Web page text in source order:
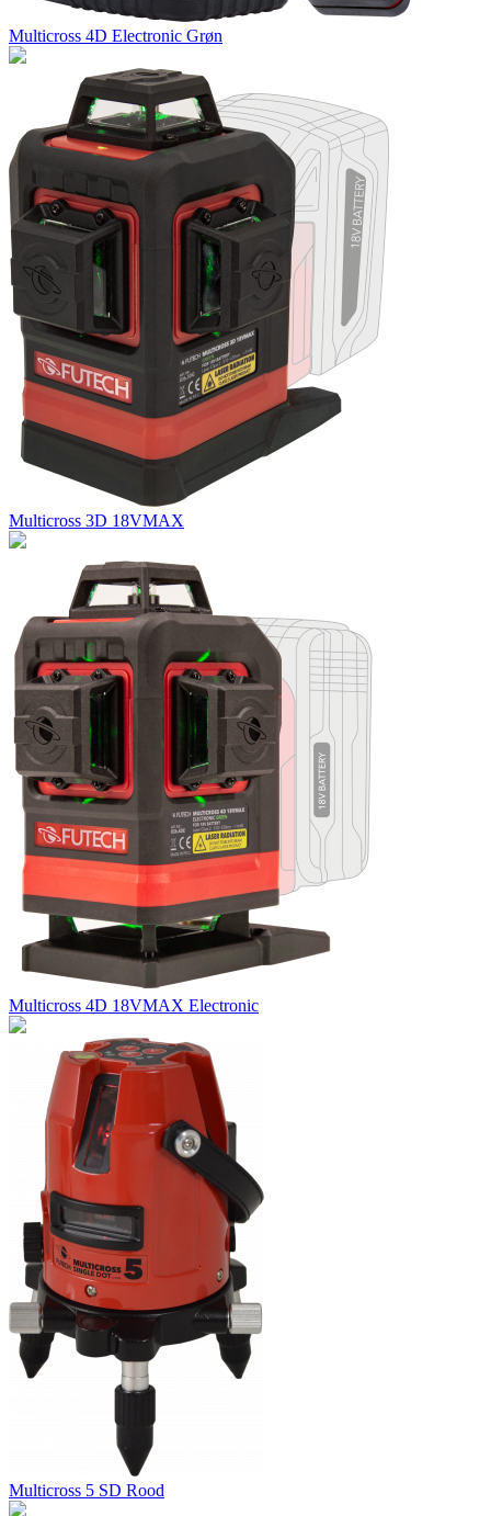
Multicross 4D Electronic Grøn
Multicross 3D 18VMAX
Multicross 4D 18VMAX Electronic
Multicross 5 SD Rood